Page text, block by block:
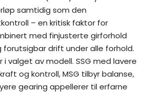
samtidig som den
– en kritisk faktor for
med finjusterte girforhold
forutsigbar drift under alle forhold.
i valget av modell. SSG med lavere
og kontroll, MSG tilbyr balanse,
gearing appellerer til erfarne